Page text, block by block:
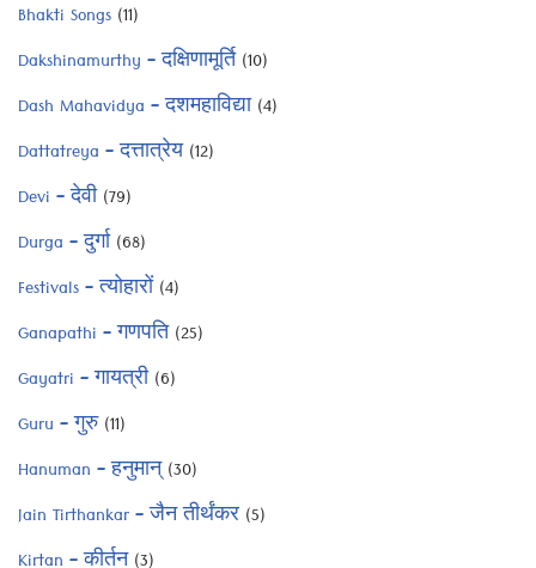
Bhakti Songs (11)
Dakshinamurthy – दक्षिणामूर्ति(10)
Dash Mahavidya – दशमहाविद्या(4)
Dattatreya – दत्तात्रेय(12)
Devi – देवी(79)
Durga – दुर्गा(68)
Festivals – त्योहारों(4)
Ganapathi – गणपति(25)
Gayatri – गायत्री(6)
Guru – गुरु(11)
Hanuman – हनुमान्(30)
Jain Tirthankar – जैन तीर्थंकर (5)